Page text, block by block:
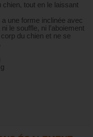
chien, tout en le laissant
une forme inclinée avec
le souffle, ni l’aboiement
du chien et ne se